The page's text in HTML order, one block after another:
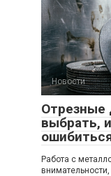
Новости
Отрезные
выбрать,
Работа с